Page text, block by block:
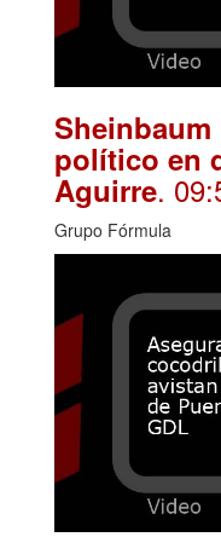
político en
Aguirre.
Grupo Fórmula